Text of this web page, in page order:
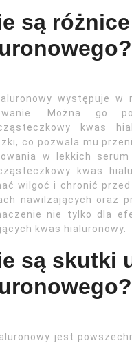
są
występuje w
Można go
kwas
co pozwala mu
w lekkich
kwas
wilgoć i chronić
nawilżających oraz
nie tylko dla
kwas hialuronowy.
są skutki
jest